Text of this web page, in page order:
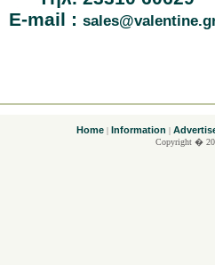
E-mail :
Home| Information |
Copyright �